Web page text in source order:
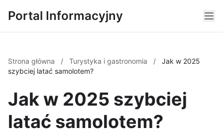
Portal Informacyjny
Strona główna / Turystyka i gastronomia /
Jak w 2025
szybciej latać samolotem?
Jak w 2025 szybciej
latać samolotem?